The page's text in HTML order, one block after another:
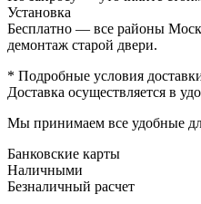
Установка
Бесплатно — все районы
демонтаж старой двери.
* Подробные условия
Доставка осуществляется в
Мы принимаем все удобные
Банковские карты
Наличными
Безналичный расчет